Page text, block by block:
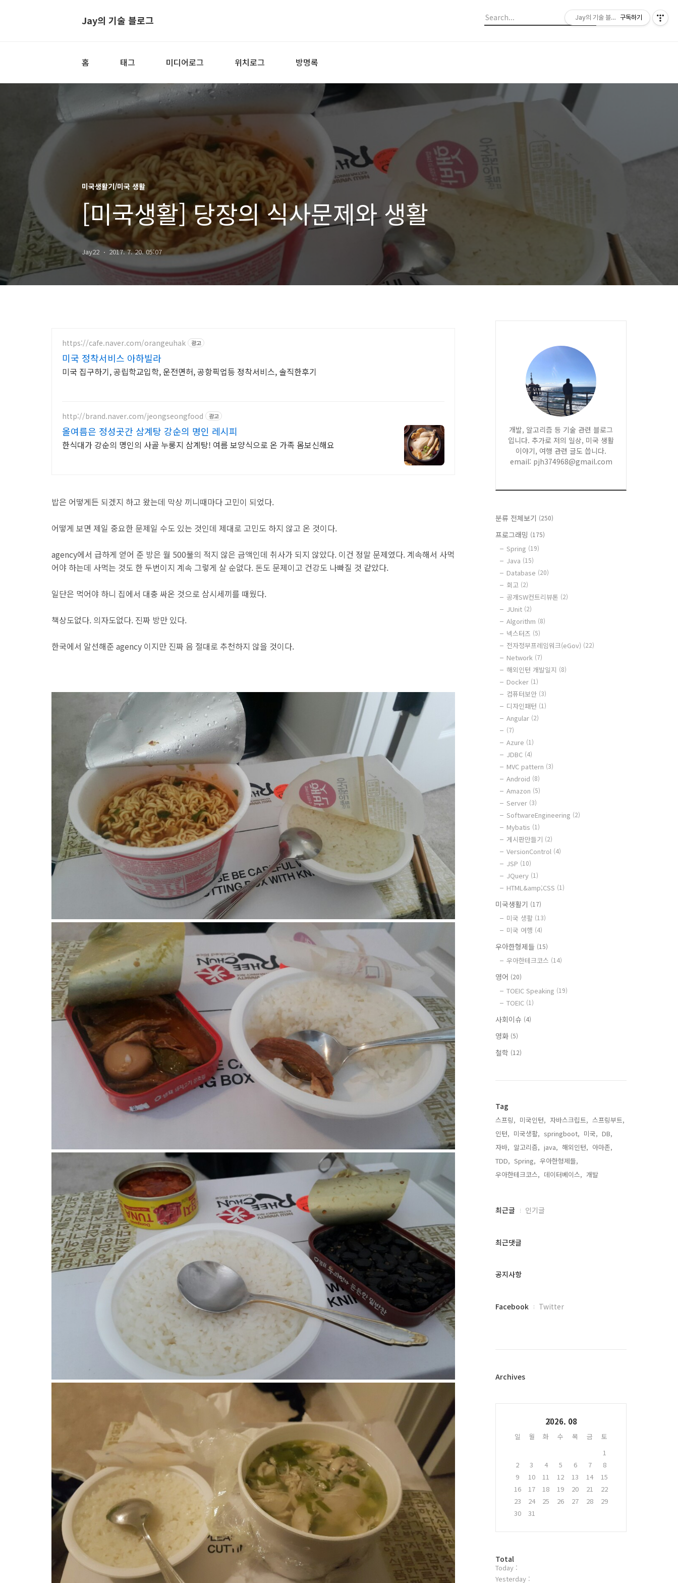
Jay의 기술 블로그
홈 태그 미디어로그 위치로그 방명록
미국생활기/미국 생활
[미국생활] 당장의 식사문제와 생활
Jay22 2017. 7. 20. 05:07
https://cafe.naver.com/orangeuhak 광고
미국 정착서비스 아하빌라
미국 집구하기, 공립학교입학, 운전면허, 공항픽업등 정착서비스, 솔직한후기
http://brand.naver.com/jeongseongfood 광고
올여름은 정성곳간 삼계탕 강순의 명인 레시피
한식대가 강순의 명인의 사골 누룽지 삼계탕! 여름 보양식으로 온 가족 몸보신해요
밥은 어떻게든 되겠지 하고 왔는데 막상 끼니때마다 고민이 되었다.
어떻게 보면 제일 중요한 문제일 수도 있는 것인데 제대로 고민도 하지 않고 온 것이다.
agency에서 급하게 얻어 준 방은 월 500불의 적지 않은 금액인데 취사가 되지 않았다. 이건 정말 문제였다. 계속해서 사먹
어야 하는데 사먹는 것도 한 두번이지 계속 그렇게 살 순없다. 돈도 문제이고 건강도 나빠질 것 같았다.
일단은 먹어야 하니 집에서 대충 싸온 것으로 삼시세끼를 때웠다.
책상도없다. 의자도없다. 진짜 방만 있다.
한국에서 알선해준 agency 이지만 진짜 음 절대로 추천하지 않을 것이다.
개발, 알고리즘 등 기술 관련 블로그
입니다. 추가로 저의 일상, 미국 생활
이야기, 여행 관련 글도 씁니다.
email: pjh374968@gmail.com
분류 전체보기 (250)
프로그래밍 (175)
Spring (19)
Java (15)
Database (20)
회고 (2)
공개SW컨트리뷰톤 (2)
JUnit (2)
Algorithm (8)
넥스터즈 (5)
전자정부프레임워크(eGov) (22)
Network (7)
해외인턴 개발일지 (8)
Docker (1)
컴퓨터보안 (3)
디자인패턴 (1)
Angular (2)
(7)
Azure (1)
JDBC (4)
MVC pattern (3)
Android (8)
Amazon (5)
Server (3)
SoftwareEngineering (2)
Mybatis (1)
게시판만들기 (2)
VersionControl (4)
JSP (10)
JQuery (1)
HTML&amp;CSS (1)
미국생활기 (17)
미국 생활 (13)
미국 여행 (4)
우아한형제들 (15)
우아한테크코스 (14)
영어 (20)
TOEIC Speaking (19)
TOEIC (1)
사회이슈 (4)
영화 (5)
철학 (12)
Tag
스프링, 미국인턴, 자바스크립트, 스프링부트,
인턴, 미국생활, springboot, 미국, DB,
자바, 알고리즘, java, 해외인턴, 아마존,
TDD, Spring, 우아한형제들,
우아한테크코스, 데이터베이스, 개발,
최
과
글
최근글 인기글
최근댓글
공지사항
페
플
Facebook Twitter
Archives
2026. 08
일 월 화 수 목 금
토
1
2
3 4 5 6 7
8
9
10 11 12 13 14
15
16
17 18 19 20 21
22
23
24 25 26 27 28
29
30
31
방
문
자
Total
Today :
Yesterday :
Jay의 기술 블로그구독하기